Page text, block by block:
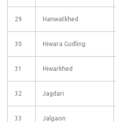
29 Hanwatkhed
30 Hiwara Gudling
31 Hiwarkhed
32 Jagdari
33 Jalgaon